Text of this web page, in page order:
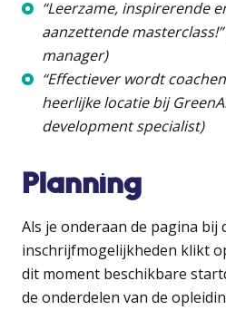
“Leerzame, inspirerende
aanzettende
manager)
“Effectiever wordt
heerlijke locatie bij
development specialist)
Planning
Als je onderaan de pagina bij
inschrijfmogelijkheden klikt
dit moment beschikbare
de onderdelen van de